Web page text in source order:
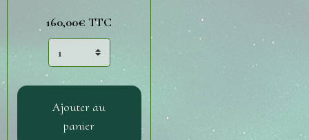
160,00€ TTC
Ajouter au
panier